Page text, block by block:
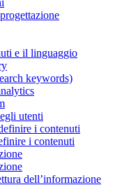
e il linguaggio
keywords)
utenti
i contenuti
i contenuti
dell’informazione